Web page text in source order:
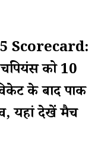
Scorecard:
चैंपियंस को 10
के बाद पाक
यहां देखें मैच